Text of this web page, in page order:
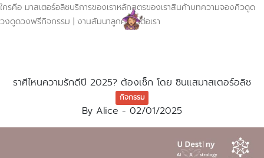
ใครคือ มาสเตอร์อลิซบริการของเราหลักสูตรของเราสินค้าบทความจองคิวดูด
วงดูดวงฟรีกิจกรรม | งานสัมนาลูกค้าติดต่อเรา
ราศีไหนความรักดีปี 2025? ต้องเช็ก โดย ซินแสมาสเตอร์อลิซ
กิจกรรม
By Alice - 02/01/2025